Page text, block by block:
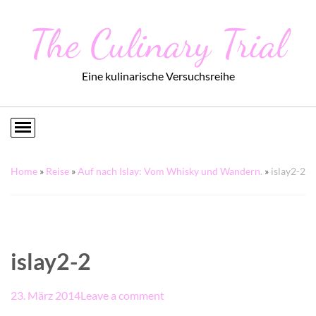
The Culinary Trial
Eine kulinarische Versuchsreihe
Home » Reise »Auf nach Islay: Vom Whisky und Wandern. » islay2-2
islay2-2
23. März 2014Leave a comment